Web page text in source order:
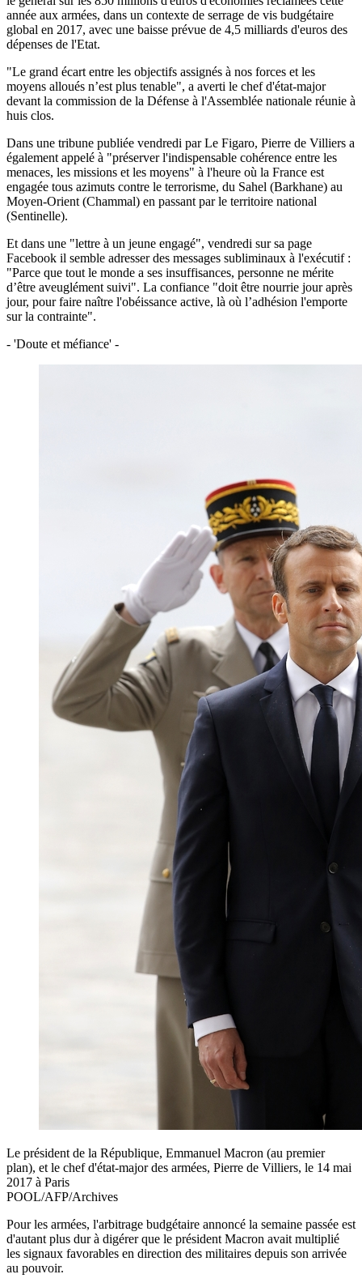
année aux armées, dans un contexte de serrage de vis budgétaire
global en 2017, avec une baisse prévue de 4,5 milliards d'euros des
dépenses de l'Etat.
"Le grand écart entre les objectifs assignés à nos forces et les
moyens alloués n’est plus tenable", a averti le chef d'état-major
devant la commission de la Défense à l'Assemblée nationale réunie à
huis clos.
Dans une tribune publiée vendredi par Le Figaro, Pierre de Villiers a
également appelé à "préserver l'indispensable cohérence entre les
menaces, les missions et les moyens" à l'heure où la France est
engagée tous azimuts contre le terrorisme, du Sahel (Barkhane) au
Moyen-Orient (Chammal) en passant par le territoire national
(Sentinelle).
Et dans une "lettre à un jeune engagé", vendredi sur sa page
Facebook il semble adresser des messages subliminaux à l'exécutif :
"Parce que tout le monde a ses insuffisances, personne ne mérite
d’être aveuglément suivi". La confiance "doit être nourrie jour après
jour, pour faire naître l'obéissance active, là où l’adhésion l'emporte
sur la contrainte".
- 'Doute et méfiance' -
Le président de la République, Emmanuel Macron (au premier
plan), et le chef d'état-major des armées, Pierre de Villiers, le 14 mai
2017 à Paris
POOL/AFP/Archives
Pour les armées, l'arbitrage budgétaire annoncé la semaine passée est
d'autant plus dur à digérer que le président Macron avait multiplié
les signaux favorables en direction des militaires depuis son arrivée
au pouvoir.